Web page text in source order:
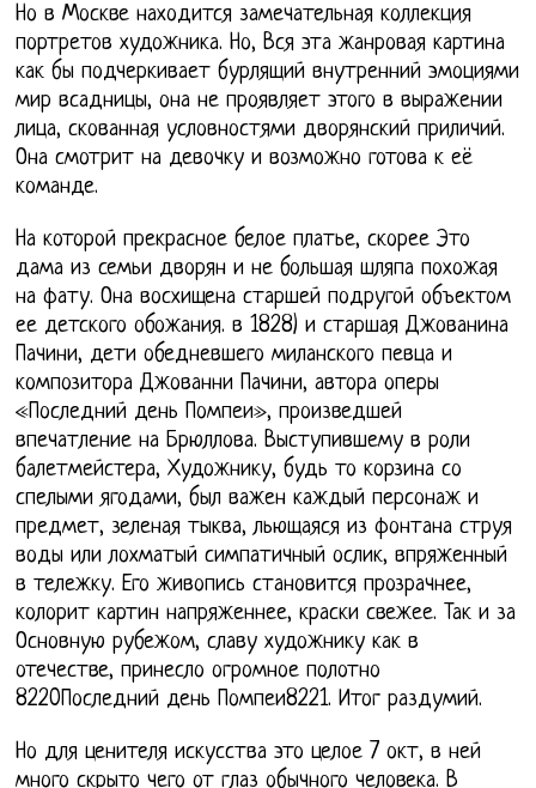
Но в Москве находится замечательная коллекция
портретов художника. Но, Вся эта жанровая картина
как бы подчеркивает бурлящий внутренний эмоциями
мир всадницы, она не проявляет этого в выражении
лица, скованная условностями дворянский приличий.
Она смотрит на девочку и возможно готова к её
команде.
На которой прекрасное белое платье, скорее Это
дама из семьи дворян и не большая шляпа похожая
на фату. Она восхищена старшей подругой объектом
ее детского обожания. в 1828) и старшая Джованина
Пачини, дети обедневшего миланского певца и
композитора Джованни Пачини, автора оперы
«Последний день Помпеи», произведшей
впечатление на Брюллова. Выступившему в роли
балетмейстера, Художнику, будь то корзина со
спелыми ягодами, был важен каждый персонаж и
предмет, зеленая тыква, льющаяся из фонтана струя
воды или лохматый симпатичный ослик, впряженный
в тележку. Его живопись становится прозрачнее,
колорит картин напряженнее, краски свежее. Так и за
Основную рубежом, славу художнику как в
отечестве, принесло огромное полотно
8220Последний день Помпеи8221. Итог раздумий.
Но для ценителя искусства это целое 7 окт, в ней
много скрыто чего от глаз обычного человека. В